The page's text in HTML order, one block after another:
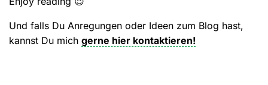
Und falls Du Anregungen oder Ideen zum Blog hast,
kannst Du mich gerne hier kontaktieren!